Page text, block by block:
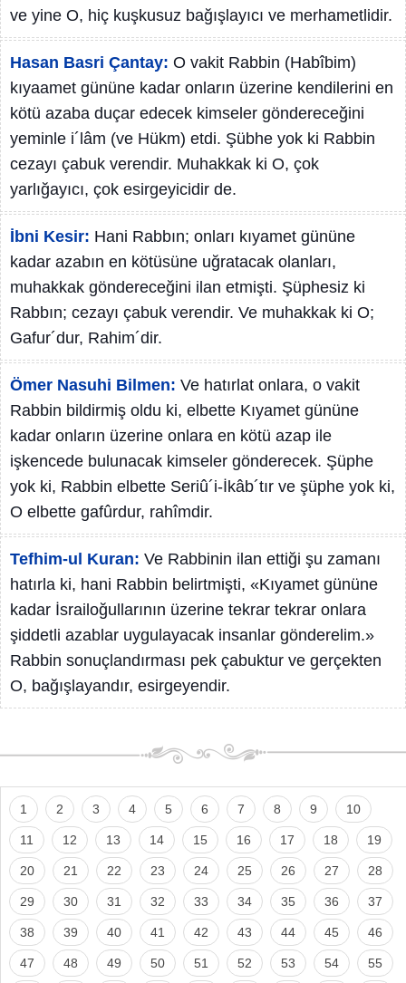
ve yine O, hiç kuşkusuz bağışlayıcı ve merhametlidir.
Hasan Basri Çantay: O vakit Rabbin (Habîbim)
kıyaamet gününe kadar onların üzerine kendilerini en
kötü azaba duçar edecek kimseler göndereceğini
yeminle i´lâm (ve Hükm) etdi. Şübhe yok ki Rabbin
cezayı çabuk verendir. Muhakkak ki O, çok
yarlığayıcı, çok esirgeyicidir de.
İbni Kesir: Hani Rabbın; onları kıyamet gününe
kadar azabın en kötüsüne uğratacak olanları,
muhakkak göndereceğini ilan etmişti. Şüphesiz ki
Rabbın; cezayı çabuk verendir. Ve muhakkak ki O;
Gafur´dur, Rahim´dir.
Ömer Nasuhi Bilmen: Ve hatırlat onlara, o vakit
Rabbin bildirmiş oldu ki, elbette Kıyamet gününe
kadar onların üzerine onlara en kötü azap ile
işkencede bulunacak kimseler gönderecek. Şüphe
yok ki, Rabbin elbette Seriû´i-İkâb´tır ve şüphe yok ki,
O elbette gafûrdur, rahîmdir.
Tefhim-ul Kuran: Ve Rabbinin ilan ettiği şu zamanı
hatırla ki, hani Rabbin belirtmişti, «Kıyamet gününe
kadar İsrailoğullarının üzerine tekrar tekrar onlara
şiddetli azablar uygulayacak insanlar gönderelim.»
Rabbin sonuçlandırması pek çabuktur ve gerçekten
O, bağışlayandır, esirgeyendir.
1 2 3 4 5 6 7 8 9 10
11 12 13 14 15 16 17 18 19
20 21 22 23 24 25 26 27 28
29 30 31 32 33 34 35 36 37
38 39 40 41 42 43 44 45 46
47 48 49 50 51 52 53 54 55